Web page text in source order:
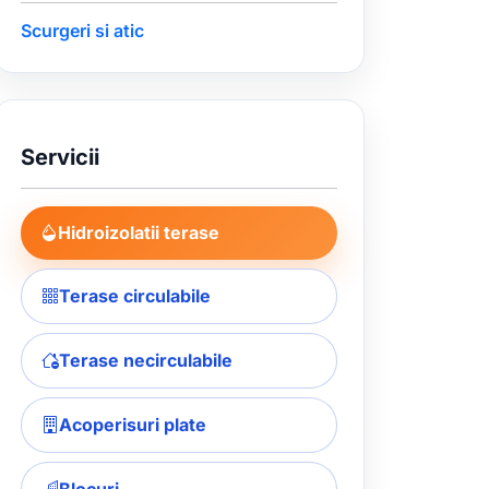
Scurgeri si atic
Servicii
Hidroizolatii terase
Terase circulabile
Terase necirculabile
Acoperisuri plate